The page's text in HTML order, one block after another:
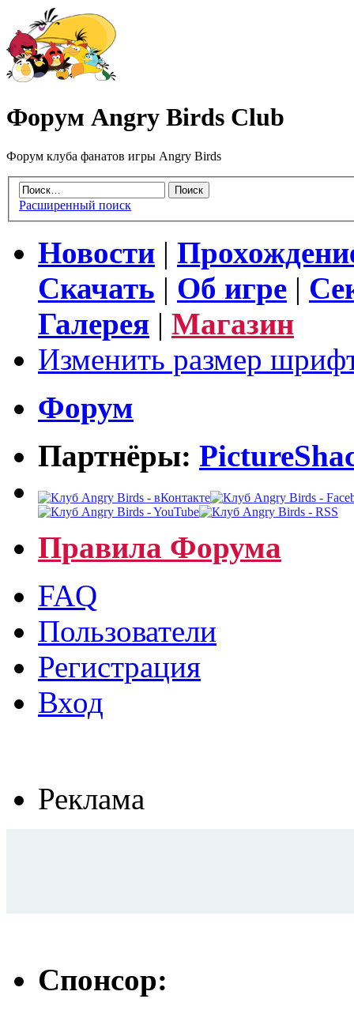
Форум Angry Birds Club
Форум клуба фанатов игры Angry Birds
Расширенный поиск
Новости |
Скачать | Об игре |
Галерея | Магазин
Изменить размер
Форум
Партнёры:
Правила Форума
FAQ
Пользователи
Регистрация
Вход
Реклама
Спонсор: